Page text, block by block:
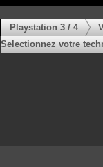
Playstation 3 / 4
Selectionnez votre